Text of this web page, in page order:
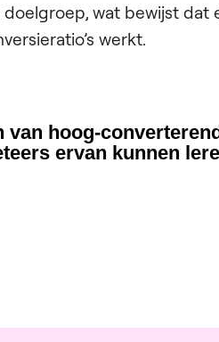
doelgroep, wat bewijst dat
werkt.
van hoog-
ervan kunnen